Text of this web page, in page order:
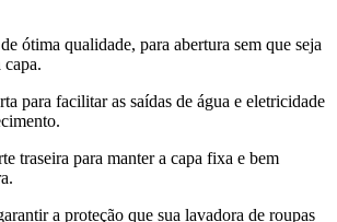
ótima qualidade, para abertura sem que seja
capa.
para facilitar as saídas de água e eletricidade
traseira para manter a capa fixa e bem
a proteção que sua lavadora de roupas